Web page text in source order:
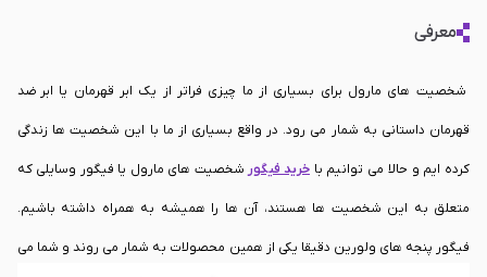
معرفی
شخصیت های مارول برای بسیاری از ما چیزی فراتر از یک ابر قهرمان یا ابر ضد
قهرمان داستانی به شمار می رود. در واقع بسیاری از ما با این شخصیت ها زندگی
کرده ایم و حالا می توانیم با خرید فیگور شخصیت های مارول یا فیگور وسایلی که
متعلق به این شخصیت ها هستند، آن ها را همیشه به همراه داشته باشیم.
فیگور پنجه های ولورین دقیقا یکی از همین محصولات به شمار می روند و شما می